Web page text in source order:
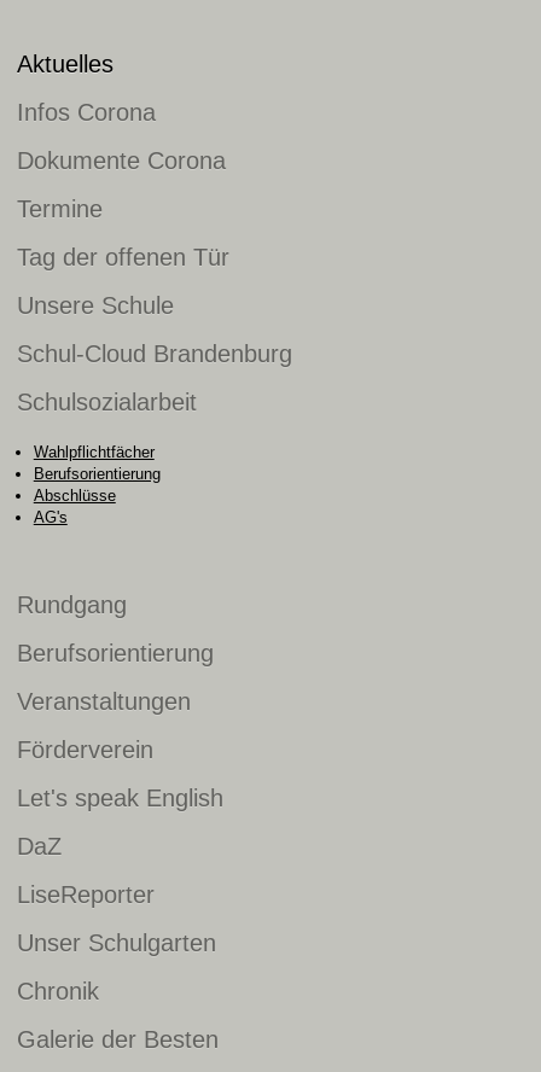
Aktuelles
Infos Corona
Dokumente Corona
Termine
Tag der offenen Tür
Unsere Schule
Schul-Cloud Brandenburg
Schulsozialarbeit
Wahlpflichtfächer
Berufsorientierung
Abschlüsse
AG's
Rundgang
Berufsorientierung
Veranstaltungen
Förderverein
Let's speak English
DaZ
LiseReporter
Unser Schulgarten
Chronik
Galerie der Besten